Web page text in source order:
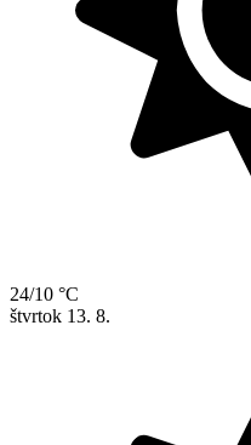
24/10 °C
štvrtok 13. 8.